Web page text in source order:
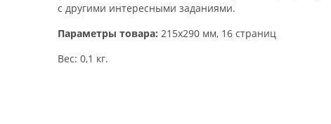
с другими интересными заданиями.
Параметры товара: 215x290 мм, 16 страниц
Вес: 0,1 кг.